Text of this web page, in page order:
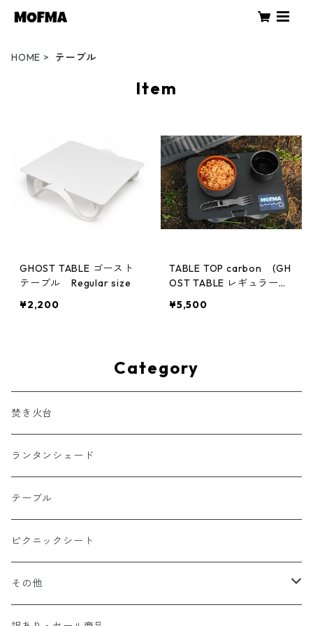
HOME テーブル
Item
GHOST TABLE ゴースト
テーブル Regular size
¥2,200
TABLE TOP carbon (GH
OST TABLE レギュラーサ
¥5,500
Category
焚き火台
ランタンシェード
テーブル
ピクニックシート
その他